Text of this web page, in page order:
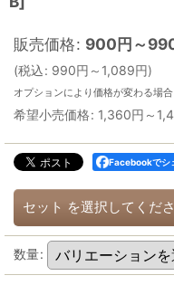
販売価格: 900円～
(税込: 990円 ～1,089円)
オプションにより価格が変わる場合
希望小売価格: 1,360円 ～
Facebookでシ
セット を選択してくだ
数量: